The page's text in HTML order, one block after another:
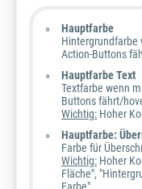
Hauptfarbe
Hintergrundfarbe
Action-Buttons
Hauptfarbe Text
Textfarbe wenn
Buttons fährt/
Wichtig: Hoher
Hauptfarbe:
Farbe für
Wichtig: Hoher
Fläche",